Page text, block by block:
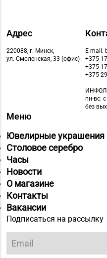
Адрес
220088, г. Минск,
ул. Смоленская, 33 (офис)
E-mail:
+375
+375
+375
пн-вс:
без
Меню
Ювелирные украшения
Столовое серебро
Часы
Новости
О магазине
Контакты
Вакансии
Подписаться на рассылку